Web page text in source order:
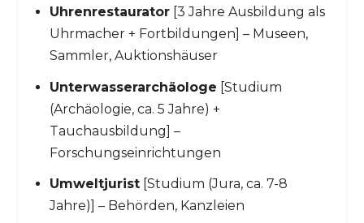
Uhrenrestaurator[3 Jahre Ausbildung als
Uhrmacher + Fortbildungen] – Museen,
Sammler, Auktionshäuser
Unterwasserarchäologe [Studium
(Archäologie, ca. 5 Jahre) +
Tauchausbildung] –
Forschungseinrichtungen
Umweltjurist[Studium (Jura, ca. 7-8
Jahre)] – Behörden, Kanzleien